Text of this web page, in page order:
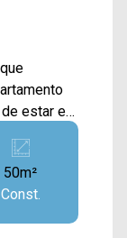
estar e
e
este
50m²
Const.